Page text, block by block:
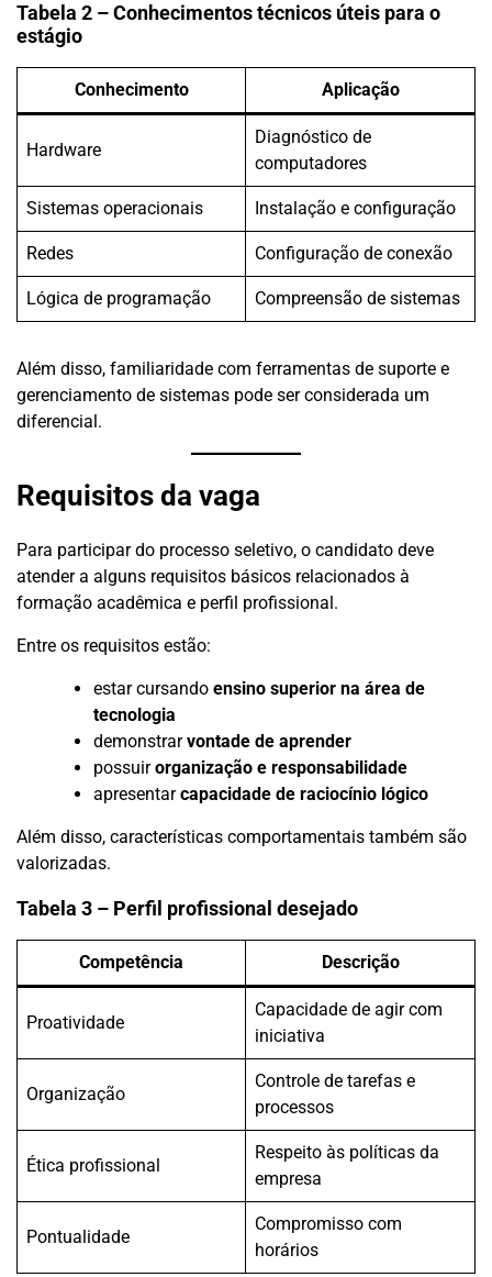
Tabela 2 – Conhecimentos técnicos úteis para o
estágio
Conhecimento Aplicação
Hardware
Diagnóstico de
computadores
Sistemas operacionais Instalação e configuração
Redes Configuração de conexão
Lógica de programação Compreensão de sistemas
Além disso, familiaridade com ferramentas de suporte e
gerenciamento de sistemas pode ser considerada um
diferencial.
Requisitos da vaga
Para participar do processo seletivo, o candidato deve
atender a alguns requisitos básicos relacionados à
formação acadêmica e perfil profissional.
Entre os requisitos estão:
estar cursando ensino superior na área de
tecnologia
demonstrarvontade de aprender
possuirorganização e responsabilidade
apresentarcapacidade de raciocínio lógico
Além disso, características comportamentais também são
valorizadas.
Tabela 3 – Perfil profissional desejado
Competência Descrição
Proatividade
Capacidade de agir com
iniciativa
Organização
Controle de tarefas e
processos
Ética profissional
Respeito às políticas da
empresa
Pontualidade
Compromisso com
horários